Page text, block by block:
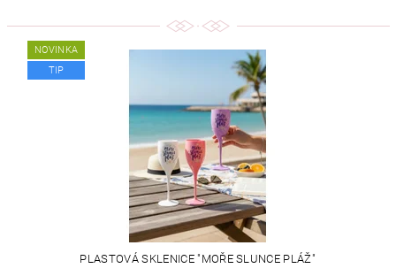
NOVINKA
TIP
PLASTOVÁ SKLENICE "MOŘE SLUNCE PLÁŽ"